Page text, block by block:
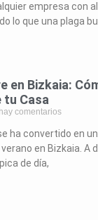
empresa con
lo que una plaga
en Bizkaia:
tu Casa
comentarios
ha convertido en
en Bizkaia. A
de día,